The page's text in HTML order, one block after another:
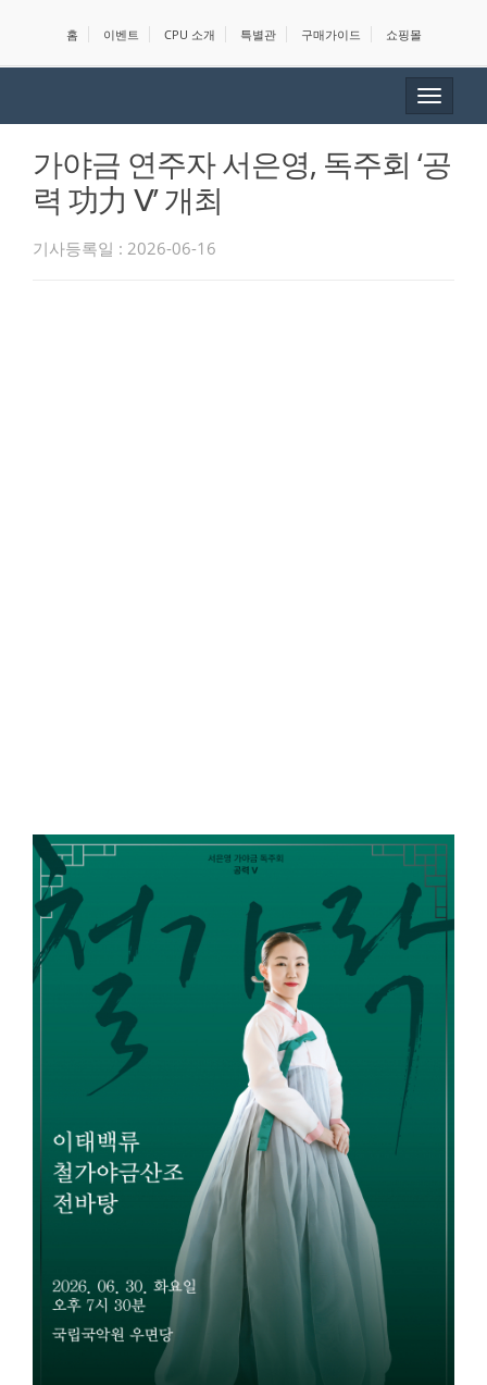
홈 이벤트 CPU 소개 특별관 구매가이드 쇼핑몰
Toggle
가야금 연주자 서은영, 독주회 ‘공
력 功力 Ⅴ’ 개최
기사등록일 : 2026-06-16